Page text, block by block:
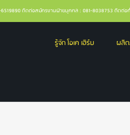
ติดต่อสมัครงานฝ่ายบุคคล : 081-8038753 ติดต่อ
รู้จัก โอเค เฮิร์บ ผลิ